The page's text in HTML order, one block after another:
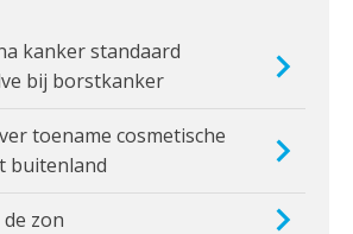
kanker standaard
bij borstkanker
toename cosmetische
buitenland
zon